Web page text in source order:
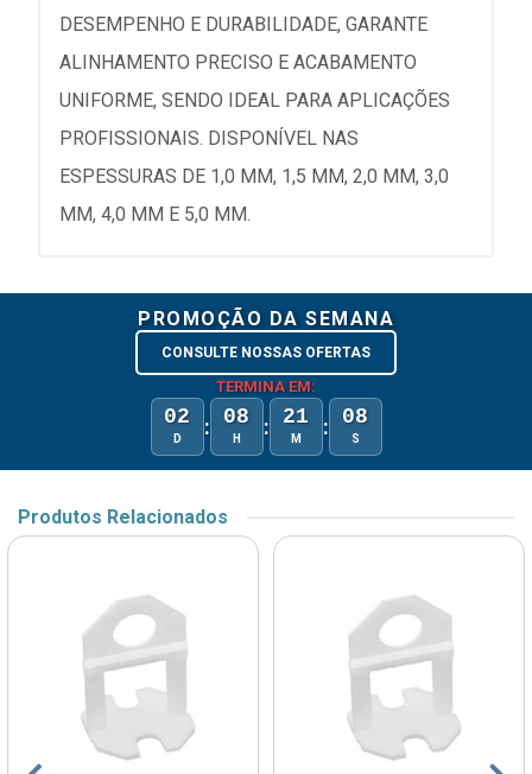
DESEMPENHO E DURABILIDADE, GARANTE
ALINHAMENTO PRECISO E ACABAMENTO
UNIFORME, SENDO IDEAL PARA APLICAÇÕES
PROFISSIONAIS. DISPONÍVEL NAS
ESPESSURAS DE 1,0 MM, 1,5 MM, 2,0 MM, 3,0
MM, 4,0 MM E 5,0 MM.
PROMOÇÃO DA SEMANA
CONSULTE NOSSAS OFERTAS
TERMINA EM:
02
D : 08
H : 21
M : 08
S
Produtos Relacionados